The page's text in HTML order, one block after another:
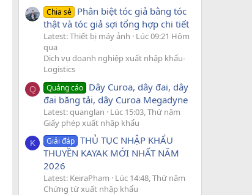
Chia sẻ Phân biệt tóc giả bằng tóc
thật và tóc giả sợi tổng hợp chi tiết
Latest: Thiết bị máy ảnh
Lúc 09:21 Hôm
qua
Dịch vụ doanh nghiệp xuất nhập khẩu-
Logistics
Q Quảng cáo Dây Curoa, dây đai, dây
đai băng tải, dây Curoa Megadyne
Latest: quanglan
Lúc 15:03, Thứ năm
Giấy phép xuất nhập khẩu
K Giải đáp THỦ TỤC NHẬP KHẨU
THUYỀN KAYAK MỚI NHẤT NĂM
2026
Latest: KeiraPham
Lúc 14:48, Thứ năm
Chứng từ xuất nhập khẩu